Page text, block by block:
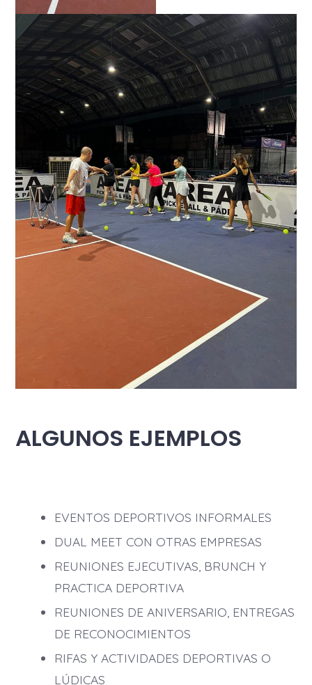
ALGUNOS EJEMPLOS
EVENTOS DEPORTIVOS INFORMALES
DUAL MEET CON OTRAS EMPRESAS
REUNIONES EJECUTIVAS, BRUNCH Y
PRACTICA DEPORTIVA
REUNIONES DE ANIVERSARIO, ENTREGAS
DE RECONOCIMIENTOS
RIFAS Y ACTIVIDADES DEPORTIVAS O
LÚDICAS